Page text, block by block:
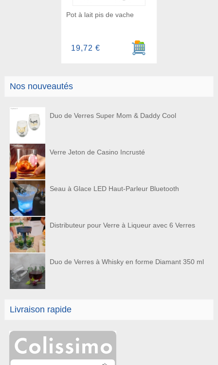
Nos nouveautés
Duo de Verres Super Mom & Daddy Cool
Verre Jeton de Casino Incrusté
Seau à Glace LED Haut-Parleur Bluetooth
Distributeur pour Verre à Liqueur avec 6 Verres
Duo de Verres à Whisky en forme Diamant 350 ml
Livraison rapide
Pot à lait pis de vache
Ajouter au panier
19,72 €